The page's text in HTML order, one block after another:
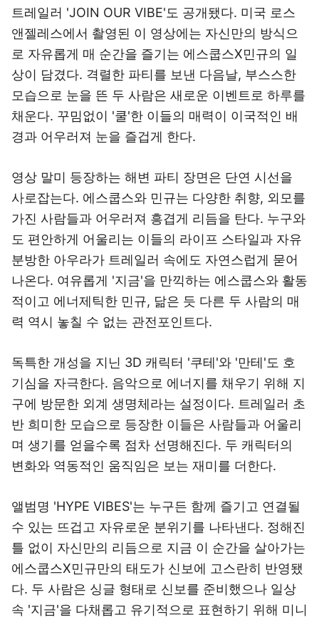
트레일러 'JOIN OUR VIBE'도 공개됐다. 미국 로스
앤젤레스에서 촬영된 이 영상에는 자신만의 방식으
로 자유롭게 매 순간을 즐기는 에스쿱스X민규의 일
상이 담겼다. 격렬한 파티를 보낸 다음날, 부스스한
모습으로 눈을 뜬 두 사람은 새로운 이벤트로 하루를
채운다. 꾸밈없이 '쿨'한 이들의 매력이 이국적인 배
경과 어우러져 눈을 즐겁게 한다.
영상 말미 등장하는 해변 파티 장면은 단연 시선을
사로잡는다. 에스쿱스와 민규는 다양한 취향, 외모를
가진 사람들과 어우러져 흥겹게 리듬을 탄다. 누구와
도 편안하게 어울리는 이들의 라이프 스타일과 자유
분방한 아우라가 트레일러 속에도 자연스럽게 묻어
나온다. 여유롭게 '지금'을 만끽하는 에스쿱스와 활동
적이고 에너제틱한 민규, 닮은 듯 다른 두 사람의 매
력 역시 놓칠 수 없는 관전포인트다.
독특한 개성을 지닌 3D 캐릭터 '쿠테'와 '만테'도 호
기심을 자극한다. 음악으로 에너지를 채우기 위해 지
구에 방문한 외계 생명체라는 설정이다. 트레일러 초
반 희미한 모습으로 등장한 이들은 사람들과 어울리
며 생기를 얻을수록 점차 선명해진다. 두 캐릭터의
변화와 역동적인 움직임은 보는 재미를 더한다.
앨범명 'HYPE VIBES'는 누구든 함께 즐기고 연결될
수 있는 뜨겁고 자유로운 분위기를 나타낸다. 정해진
틀 없이 자신만의 리듬으로 지금 이 순간을 살아가는
에스쿱스X민규만의 태도가 신보에 고스란히 반영됐
다. 두 사람은 싱글 형태로 신보를 준비했으나 일상
속 '지금'을 다채롭고 유기적으로 표현하기 위해 미니